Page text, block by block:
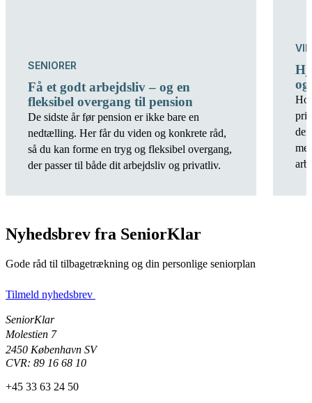
SENIORER
Få et godt arbejdsliv – og en
fleksibel overgang til pension
De sidste år før pension er ikke bare en
nedtælling. Her får du viden og konkrete råd,
så du kan forme en tryg og fleksibel overgang,
der passer til både dit arbejdsliv og privatliv.
Nyhedsbrev fra SeniorKlar
Gode råd til tilbagetrækning og din personlige seniorplan
Tilmeld nyhedsbrev
SeniorKlar
Molestien 7
2450 København SV
CVR: 89 16 68 10
+45 33 63 24 50